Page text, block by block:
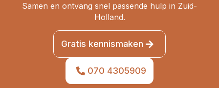
Samen en ontvang snel passende hulp in Zuid-
Holland.
Gratis kennismaken
070 4305909